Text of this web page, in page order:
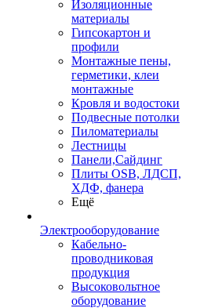
Изоляционные
материалы
Гипсокартон и
профили
Монтажные пены,
герметики, клеи
монтажные
Кровля и водостоки
Подвесные потолки
Пиломатериалы
Лестницы
Панели,Сайдинг
Плиты OSB, ЛДСП,
ХДФ, фанера
Ещё
Электрооборудование
Кабельно-
проводниковая
продукция
Высоковольтное
оборудование